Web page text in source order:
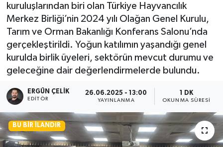
kuruluşlarından biri olan Türkiye Hayvancılık
Merkez Birliği’nin 2024 yılı Olağan Genel Kurulu,
Tarım ve Orman Bakanlığı Konferans Salonu’nda
gerçekleştirildi. Yoğun katılımın yaşandığı genel
kurulda birlik üyeleri, sektörün mevcut durumu ve
geleceğine dair değerlendirmelerde bulundu.
ERGÜN ÇELIK
EDITÖR
26.06.2025 - 13:00
YAYINLANMA
1 DK
OKUNMA SÜRESI
BU BIR İLANDIR
Son Dakika Haberleri
Haber Arşivi